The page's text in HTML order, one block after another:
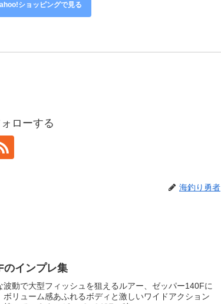
ショッピングで見る
ローする
海釣り勇者
のインプレ集
動で大型フィッシュを狙えるルアー、ゼッパー140Fに
リューム感あふれるボディと激しいワイドアクション